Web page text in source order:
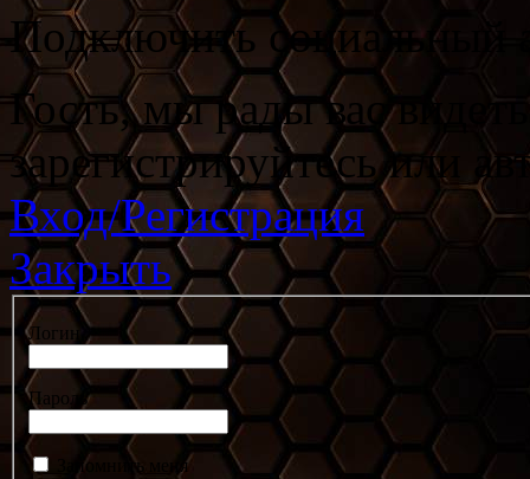
Подключить социальный
Гость, мы рады вас
зарегистрируйтесь или
Вход/Регистрация
Закрыть
Логин
Пароль
Запомнить меня